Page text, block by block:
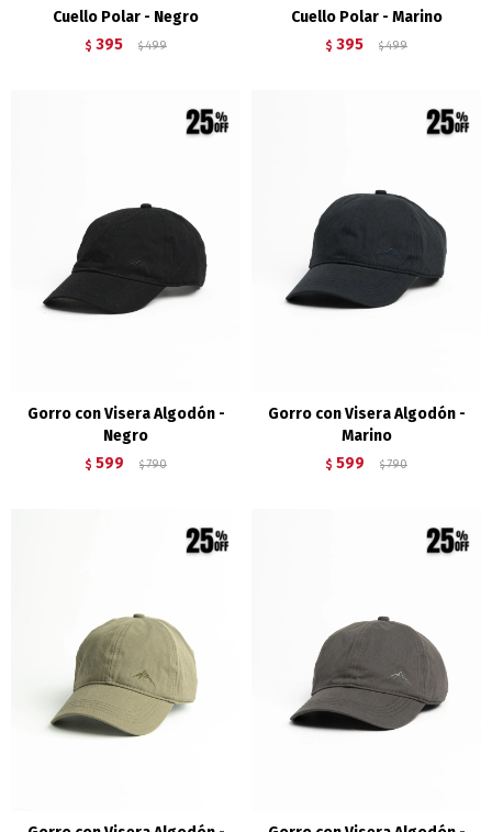
Cuello Polar - Negro
$ 395 $ 499
Cuello Polar - Marino
$ 395 $ 499
Gorro con Visera Algodón -
Negro
$ 599 $ 790
Gorro con Visera Algodón -
Marino
$ 599 $ 790